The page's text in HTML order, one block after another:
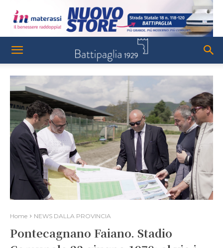
Home NEWS DALLA PROVINCIA
Pontecagnano Faiano. Stadio